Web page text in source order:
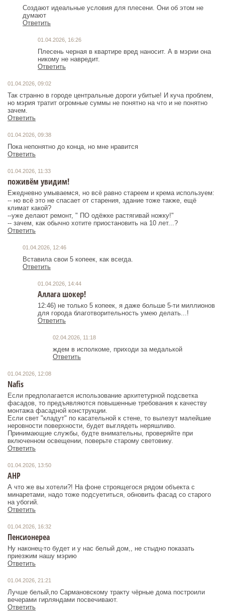
Создают идеальные условия для плесени. Они об этом не
думают
Ответить
01.04.2026, 16:26
Плесень черная в квартире вред наносит. А в мэрии она
никому не навредит.
Ответить
01.04.2026, 09:02
Так странно в городе центральные дороги убитые! И куча проблем,
но мэрия тратит огромные суммы не понятно на что и не понятно
зачем.
Ответить
01.04.2026, 09:38
Пока непонятно до конца, но мне нравится
Ответить
01.04.2026, 11:33
поживём увидим!
Ежедневно умываемся, но всё равно стареем и крема используем:
-- но всё это не спасает от старения, здание тоже также, ещё
климат какой?
--уже делают ремонт, " ПО одёжке растягивай ножку!"
-- зачем, как обычно хотите приостановить на 10 лет...?
Ответить
01.04.2026, 12:46
Вставила свои 5 копеек, как всегда.
Ответить
01.04.2026, 14:44
Аллага шокер!
12:46) не только 5 копеек, я даже больше 5-ти миллионов
для города благотворительность умею делать...!
Ответить
02.04.2026, 11:18
ждем в исполкоме, приходи за медалькой
Ответить
01.04.2026, 12:08
Nafis
Если предполагается использование архитетурной подсветка
фасадов, то предъявляются повышенные требования к качеству
монтажа фасадной конструкции.
Если свет "кладут" по касательной к стене, то вылезут малейшие
неровности поверхности, будет выглядеть неряшливо.
Принимающие службы, будте внимательны, проверяйте при
включенном освещении, поверьте старому световику.
Ответить
01.04.2026, 13:50
АНР
А что же вы хотели?! На фоне строящегося рядом объекта с
минаретами, надо тоже подсуетиться, обновить фасад со старого
на убогий.
Ответить
01.04.2026, 16:32
Пенсионереа
Ну наконец-то будет и у нас белый дом,, не стыдно показать
приезжим нашу мэрию
Ответить
01.04.2026, 21:21
Лучше белый,по Сармановскому тракту чёрные дома построили
вечерами гирляндами посвечивают.
Ответить